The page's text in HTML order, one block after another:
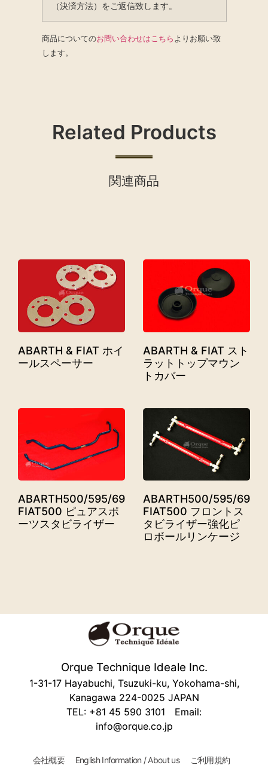
（決済方法）をご返信致します。
商品についてのお問い合わせはこちらよりお願い致
します。
Related Products
関連商品
ABARTH & FIAT ホイ
ールスペーサー
ABARTH & FIAT スト
ラットトップマウン
トカバー
ABARTH500/595/695,
FIAT500 ピュアスポ
ーツスタビライザー
ABARTH500/595/695,
FIAT500 フロントス
タビライザー強化ピ
ロボールリンケージ
Orque Technique Ideale Inc.
1-31-17 Hayabuchi, Tsuzuki-ku, Yokohama-shi,
Kanagawa 224-0025 JAPAN
TEL: +81 45 590 3101 Email:
info@orque.co.jp
会社概要 English Information / About us ご利用規約